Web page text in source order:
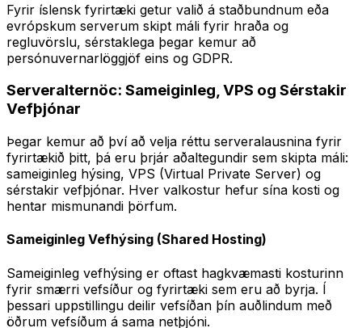
Fyrir íslensk fyrirtæki getur valið á staðbundnum eða
evrópskum serverum skipt máli fyrir hraða og
regluvörslu, sérstaklega þegar kemur að
persónuvernarlöggjöf eins og GDPR.
Serveralternöc: Sameiginleg, VPS og Sérstakir
Vefþjónar
Þegar kemur að því að velja réttu serveralausnina fyrir
fyrirtækið þitt, þá eru þrjár aðaltegundir sem skipta máli:
sameiginleg hýsing, VPS (Virtual Private Server) og
sérstakir vefþjónar. Hver valkostur hefur sína kosti og
hentar mismunandi þörfum.
Sameiginleg Vefhýsing (Shared Hosting)
Sameiginleg vefhýsing er oftast hagkvæmasti kosturinn
fyrir smærri vefsíður og fyrirtæki sem eru að byrja. Í
þessari uppstillingu deilir vefsíðan þín auðlindum með
öðrum vefsíðum á sama netþjóni.